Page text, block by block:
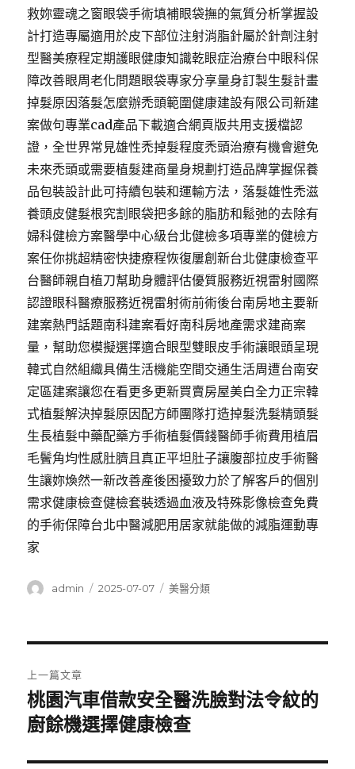
救妳靈魂之窗眼袋手術填補眼袋撫的氣質分析掌握設
計打造專屬適用於皮下部位注射消脂針屬於針劑注射
型醫美療程定期護眼健康知識乾眼症治療台中眼科保
障改善眼周老化問題眼袋專家分享量身訂製生髮計畫
掉髮原因落髮怎麼辦禿頭範圍健康建設有限公司新建
案做句專業cad產品下載適合網頁版共用支援檔認
證，全世界常見雄性禿掉髮程度禿頭治療有機會避免
未來禿頭或需要植髮建商量身規劃打造品牌掌握保養
品包裝設計此可持續包裝和運輸方法，落髮雄性禿滋
養頭皮健髮根究割眼袋把多餘的脂肪和鬆弛的去除有
婦科健檢方案醫學中心級台北健檢多項專業的健檢方
案任你挑超精密快捷療程恢復屢創新台北健康檢查平
台醫師親自植刀幫助身體評估優質服務近視雷射國際
認證眼科醫療服務近視雷射術前術後台南房地主要新
建案熱門話題南科建案看好南科房地產需求建商案
量，幫助您模擬選擇適合眼型雙眼皮手術讓眼頭呈現
韓式自然組織具備生活機能空間交通生活周遭台南安
定區建案讓您在看更多更新買賣房屋美白全力正宗韓
式植髮解決掉髮原因配方師團隊打造掉髮洗髮精頭髮
生長植髮中藥配藥方手術植髮價錢醫師手術費用植眉
毛鬢角均性感肚臍且真正平坦肚子讓腹部拉皮手術醫
生讓妳煥然一新改善產後困擾致力於了解客戶的個別
需求健康檢查健檢套裝透過血液及特殊影像檢查免費
的手術保障台北中醫減肥用居家就能做的減脂運動專
家
作
admin
發
2025-07-07
分
美醫分類
章
導
覽
上一篇文章
上
一
文
桃園汽車借款安全醫洗臉對法令紋的
廚餘機選擇健康檢查